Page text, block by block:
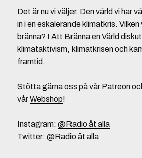
Det är nu vi väljer. Den värld vi har
in i en eskalerande klimatkris. Vilken
bränna? I Att Bränna en Värld
klimataktivism, klimatkrisen och
framtid.
Stötta gärna oss på vår Patreon
vårWebshop!
Instagram: @Radio åt alla
Twitter: @Radio åt alla